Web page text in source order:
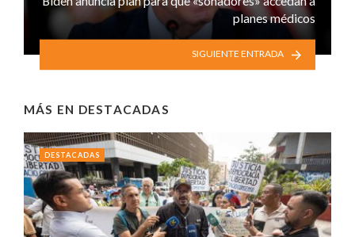
planes médicos
SIGUIENTE ENTRADA
MÁS EN DESTACADAS
DESTACADAS